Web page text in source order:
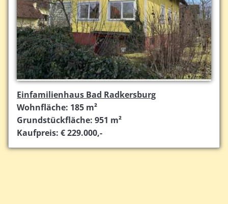
Einfamilienhaus Bad Radkersburg
Wohnfläche: 185 m²
Grundstückfläche: 951 m²
Kaufpreis: € 229.000,-